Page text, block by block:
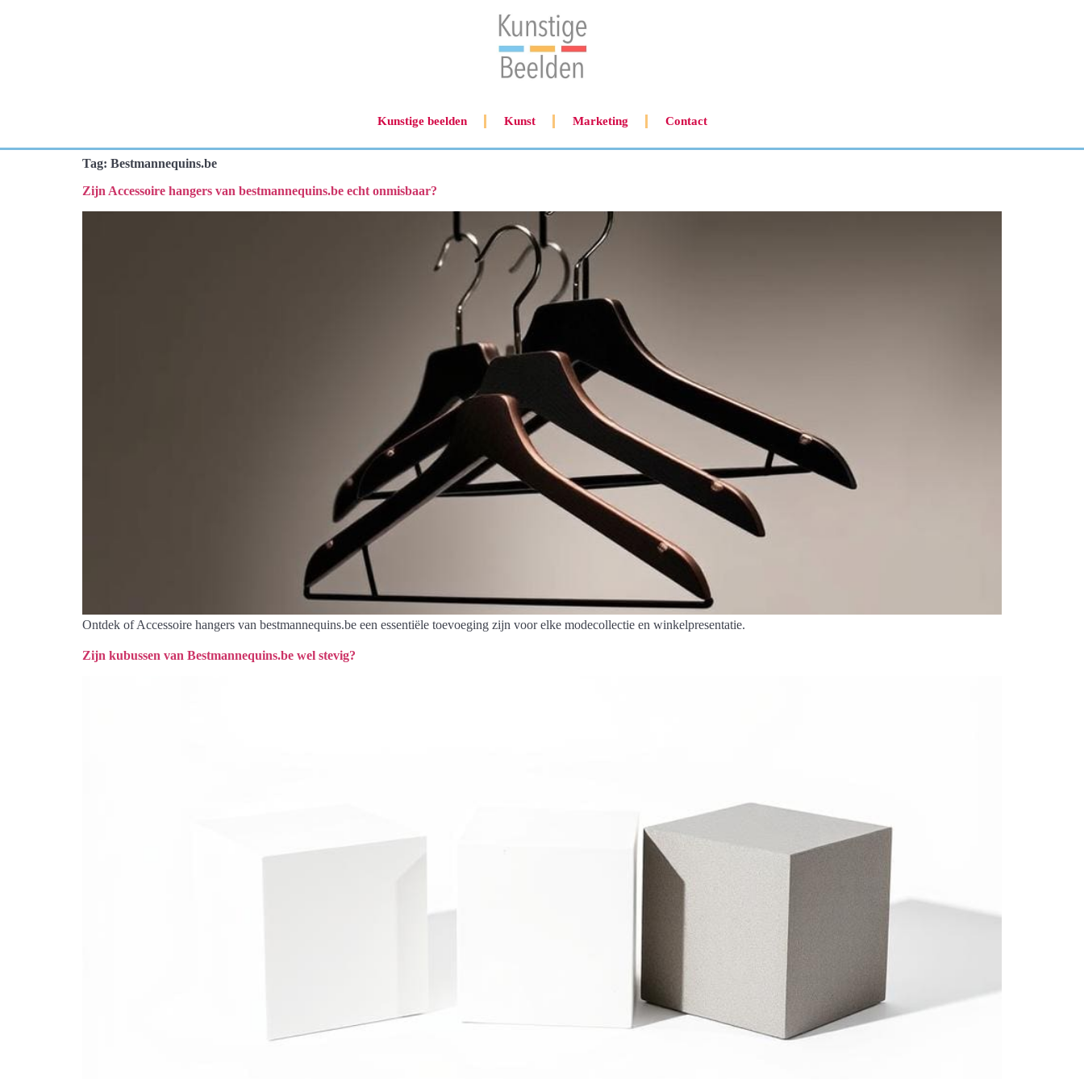
Kunstige beelden Kunst Marketing Contact
Tag: Bestmannequins.be
Zijn Accessoire hangers van bestmannequins.be echt onmisbaar?
Ontdek of Accessoire hangers van bestmannequins.be een essentiële toevoeging zijn voor elke modecollectie en winkelpresentatie.
Zijn kubussen van Bestmannequins.be wel stevig?